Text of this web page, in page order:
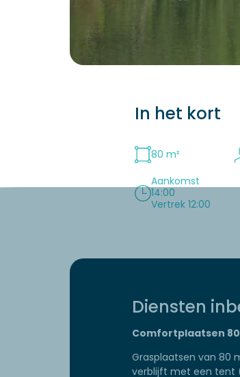
In het kort
80 m²
Aankomst
14:00
Vertrek 12:00
Diensten
Comfortplaatsen 80
Grasplaatsen van 80
verblijft met een tent